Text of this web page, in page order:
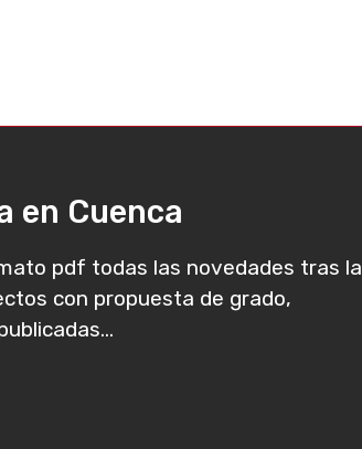
en Cuenca
pdf todas las novedades tras la
con propuesta de grado,